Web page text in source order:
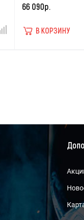
66 090р.
В КОРЗИНУ